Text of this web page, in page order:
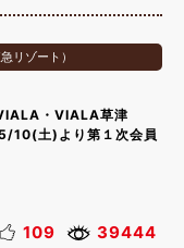
リゾート）
・VIALA草津
土)より第１次会員
109 39444